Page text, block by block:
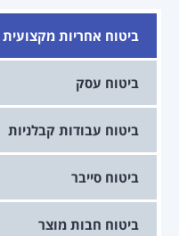
ביטוח אחריות מקצועית
ביטוח עסק
ביטוח עבודות קבלניות
ביטוח סייבר
ביטוח חבות מוצר